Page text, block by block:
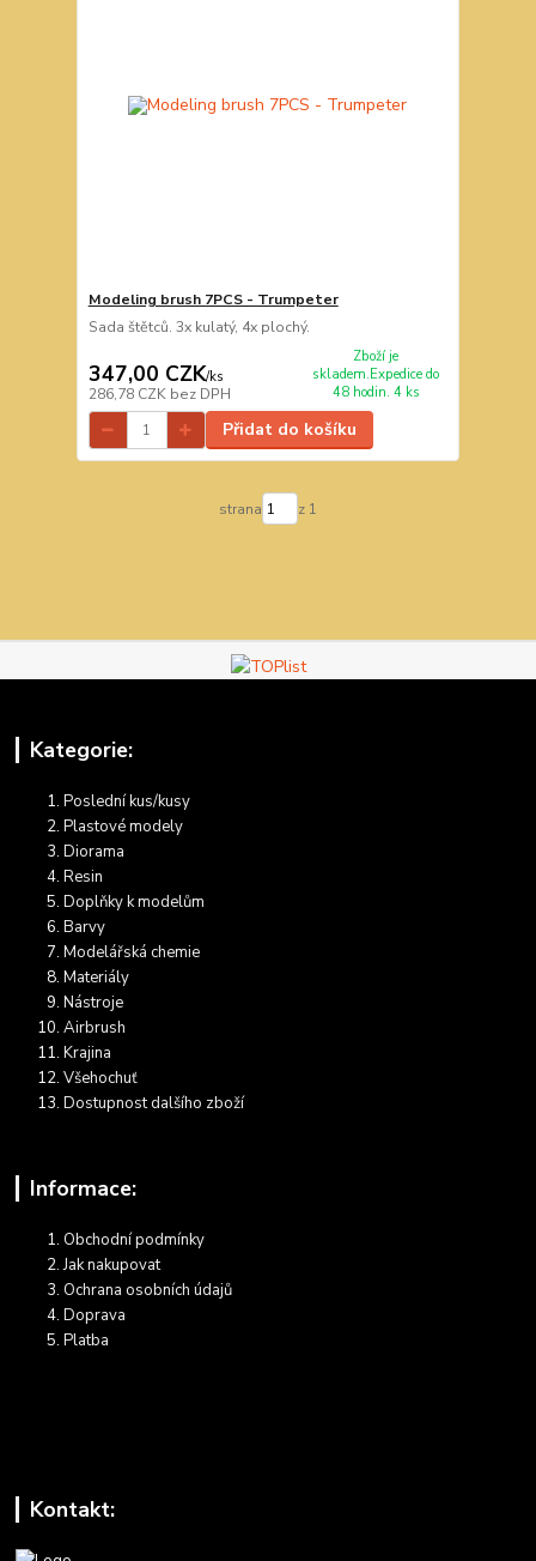
Modeling brush 7PCS - Trumpeter
Sada štětců. 3x kulatý, 4x plochý.
347,00 CZK/ks
286,78 CZK bez DPH
Zboží je
skladem.Expedice do
48 hodin. 4 ks
Přidat do košíku
strana z 1
Kategorie:
Poslední kus/kusy
Plastové modely
Diorama
Resin
Doplňky k modelům
Barvy
Modelářská chemie
Materiály
Nástroje
Airbrush
Krajina
Všehochuť
Dostupnost dalšího zboží
Informace:
Obchodní podmínky
Jak nakupovat
Ochrana osobních údajů
Doprava
Platba
Kontakt: